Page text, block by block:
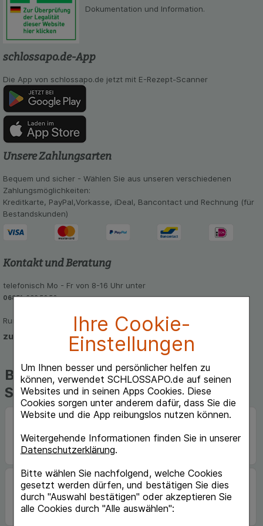
Ihre Cookie-
Einstellungen
Um Ihnen besser und persönlicher helfen zu
können, verwendet SCHLOSSAPO.de auf seinen
Websites und in seinen Apps Cookies. Diese
Cookies sorgen unter anderem dafür, dass Sie die
Website und die App reibungslos nutzen können.
Weitergehende Informationen finden Sie in unserer
Datenschutzerklärung.
Bitte wählen Sie nachfolgend, welche Cookies
gesetzt werden dürfen, und bestätigen Sie dies
durch "Auswahl bestätigen" oder akzeptieren Sie
alle Cookies durch "Alle auswählen":
Dokumentation und Information.
schlossapo.de-App
Die App von schlossapo.de jetzt mit E-Rezept-Scanner
Unsere Zahlungsarten
Bequem und sicher - Wählen Sie aus unseren verschiedenen
Zahlungsmöglichkeiten:
Kreditkarte, PayPal,Vorkasse, iDeal, Bancontact und Rechnung (für
Bestandskunden)
Kontakt und Beratung
telefonisch Mo - Fr von 8-16 Uhr unter
06851-939 56 56
Rund um die Uhr per E-Mail
zum Kontaktformular
Beliebte Marken auf
Schlossapo.de